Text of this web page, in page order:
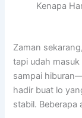
Kenapa
Zaman
tapi udah
sampai
hadir buat lo
stabil. Beberapa